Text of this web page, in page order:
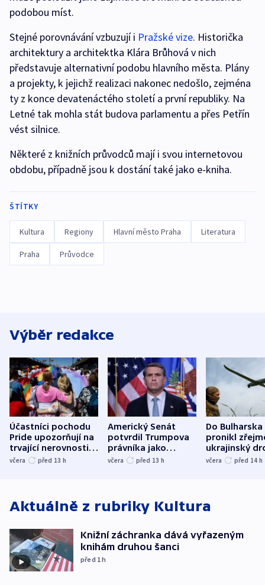
podobou míst.
Stejné porovnávání vzbuzují i Pražské vize. Historička
architektury a architektka Klára Brůhová v nich
představuje alternativní podobu hlavního města. Plány
a projekty, k jejichž realizaci nakonec nedošlo, zejména
ty z konce devatenáctého století a první republiky. Na
Letné tak mohla stát budova parlamentu a přes Petřín
vést silnice.
Některé z knižních průvodců mají i svou internetovou
obdobu, případně jsou k dostání také jako e-kniha.
ŠTÍTKY
Kultura Regiony Hlavní město Praha Literatura
Praha Průvodce
Výběr redakce
Účastníci pochodu
Pride upozorňují na
trvající nerovnosti i
společenskou
včera před 13 h
Americký Senát
potvrdil Trumpova
právníka jako
ministra
včera před 13 h
Do Bulharska
pronikl
ukrajinský
explodoval
včera před 14 h
Aktuálně z rubriky Kultura
Knižní záchranka dává vyřazeným
knihám druhou šanci
před 1h